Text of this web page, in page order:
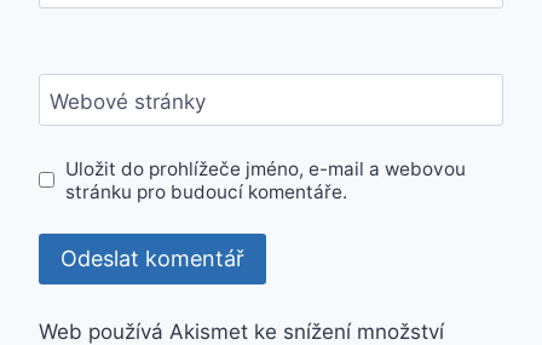
Webové stránky
Uložit do prohlížeče jméno, e-mail a webovou
stránku pro budoucí komentáře.
Web používá Akismet ke snížení množství